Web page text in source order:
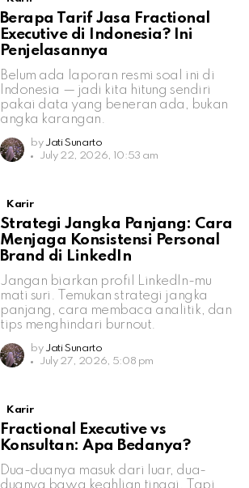
Berapa Tarif Jasa Fractional
Executive di Indonesia? Ini
Penjelasannya
Belum ada laporan resmi soal ini di
Indonesia — jadi kita hitung sendiri
pakai data yang beneran ada, bukan
angka karangan.
by Jati Sunarto
July 22, 2026, 10:53 am
Karir
Strategi Jangka Panjang: Cara
Menjaga Konsistensi Personal
Brand di LinkedIn
Jangan biarkan profil LinkedIn-mu
mati suri. Temukan strategi jangka
panjang, cara membaca analitik, dan
tips menghindari burnout.
by Jati Sunarto
July 27, 2026, 5:08 pm
Karir
Fractional Executive vs
Konsultan: Apa Bedanya?
Dua-duanya masuk dari luar, dua-